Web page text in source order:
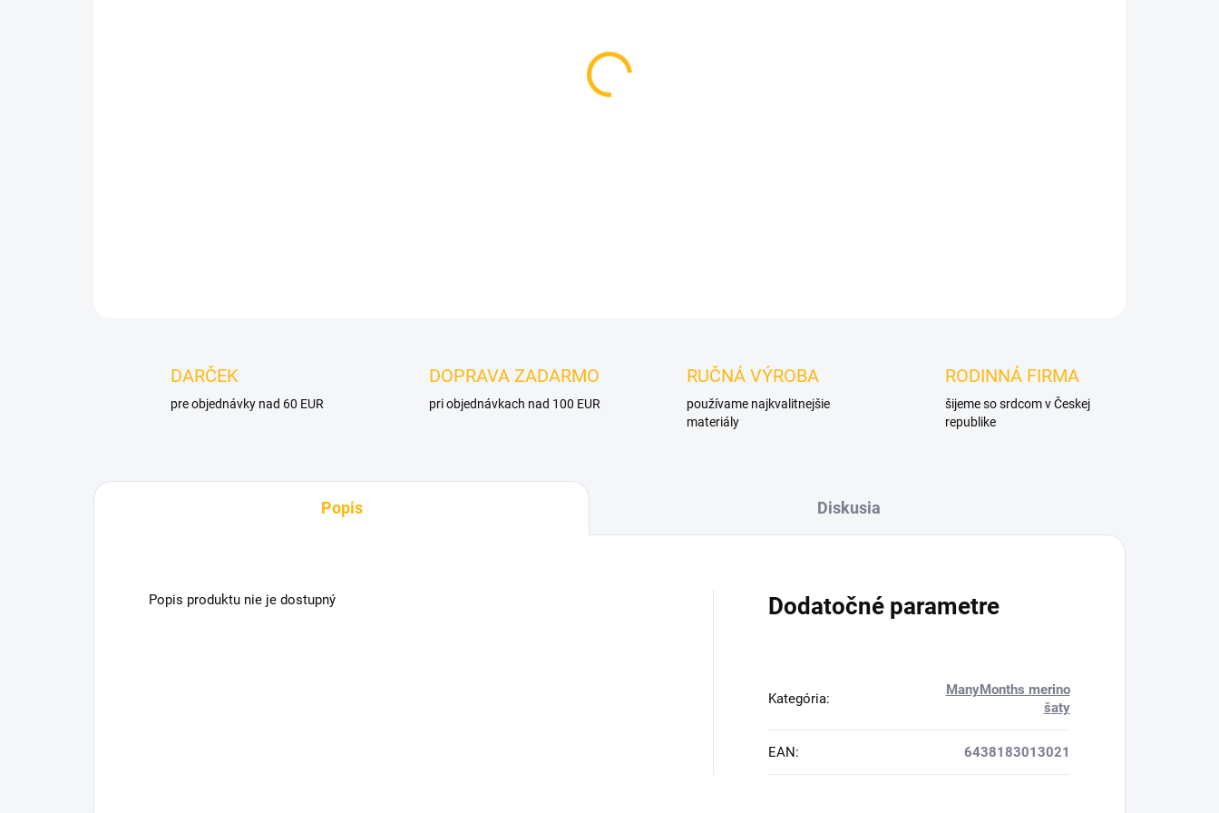
DARČEK
pre objednávky nad 60 EUR
DOPRAVA ZADARMO
pri objednávkach nad 100 EUR
RUČNÁ VÝROBA
používame najkvalitnejšie
materiály
RODINNÁ FIRMA
šijeme so srdcom v Českej
republike
Popis Diskusia
Popis produktu nie je dostupný Dodatočné parametre
Kategória:
ManyMonths merino
šaty
EAN: 6438183013021